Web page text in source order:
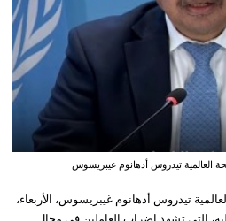
العالمية تيدروس أدهانوم غيبريسوس
تيدروس أدهانوم غيبريسوس، الأربعاء،